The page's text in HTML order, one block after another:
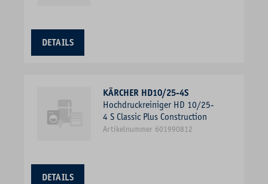
DETAILS
KÄRCHER HD10/25-4S
Hochdruckreiniger HD 10/25-
4 S Classic Plus Construction
Artikelnummer 601990812
DETAILS